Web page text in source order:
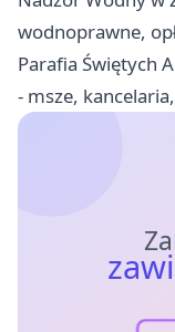
wodnoprawne,
Parafia Świętych
- msze,